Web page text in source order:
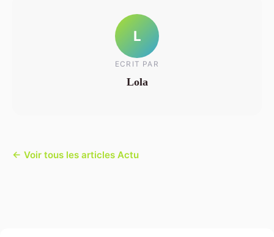
L
ECRIT PAR
Lola
← Voir tous les articles Actu